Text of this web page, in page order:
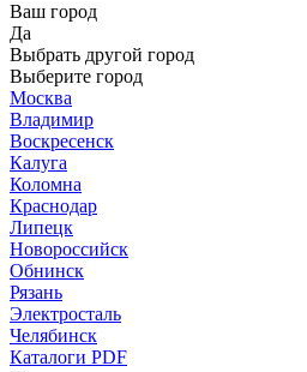
Ваш город
Да
Выбрать другой город
Выберите город
Москва
Владимир
Воскресенск
Калуга
Коломна
Краснодар
Липецк
Новороссийск
Обнинск
Рязань
Электросталь
Челябинск
Каталоги PDF